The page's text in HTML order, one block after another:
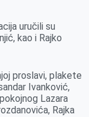
uručili su
kao i Rajko
proslavi, plakete
Ivanković,
Lazara
Rajka